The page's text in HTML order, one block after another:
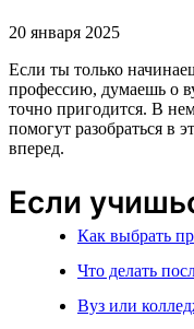
20 января 2025
Если ты только
профессию, думаешь о
точно пригодится. В
помогут разобраться в
вперед.
Если
Как выбрать
Что делать
Вуз или